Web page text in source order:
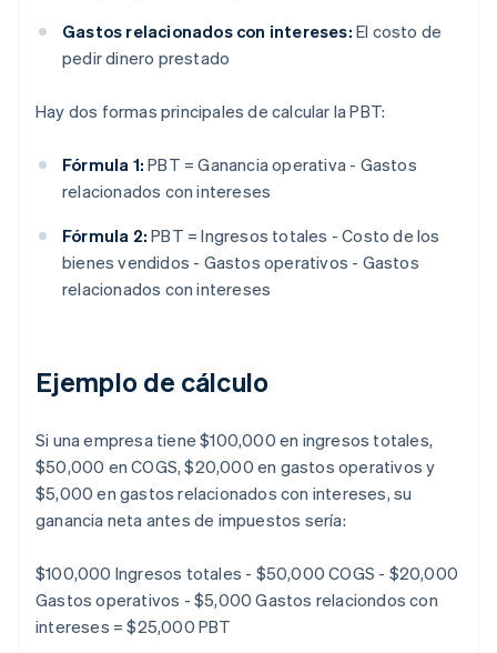
Gastos relacionados con intereses: El costo de
pedir dinero prestado
Hay dos formas principales de calcular la PBT:
Fórmula 1: PBT = Ganancia operativa - Gastos
relacionados con intereses
Fórmula 2: PBT = Ingresos totales - Costo de los
bienes vendidos - Gastos operativos - Gastos
relacionados con intereses
Ejemplo de cálculo
Si una empresa tiene $100,000 en ingresos totales,
$50,000 en COGS, $20,000 en gastos operativos y
$5,000 en gastos relacionados con intereses, su
ganancia neta antes de impuestos sería:
$100,000 Ingresos totales - $50,000 COGS - $20,000
Gastos operativos - $5,000 Gastos relaciondos con
intereses = $25,000 PBT